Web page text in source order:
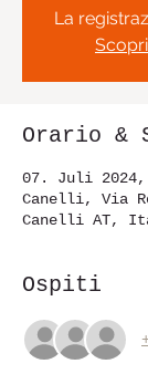
La
Orario &
07. Juli 2024,
Canelli, Via
Canelli AT,
Ospiti